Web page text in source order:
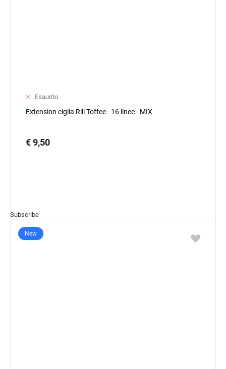
Esaurito
Extension ciglia Rili Toffee - 16 linee - MIX
€ 9,50
Subscribe
New